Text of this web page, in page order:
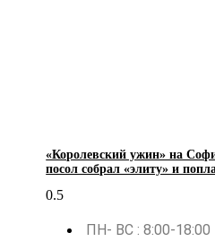
«Королевский ужин» на
посол собрал «элиту» и
ПН- ВС : 8:00-18:00